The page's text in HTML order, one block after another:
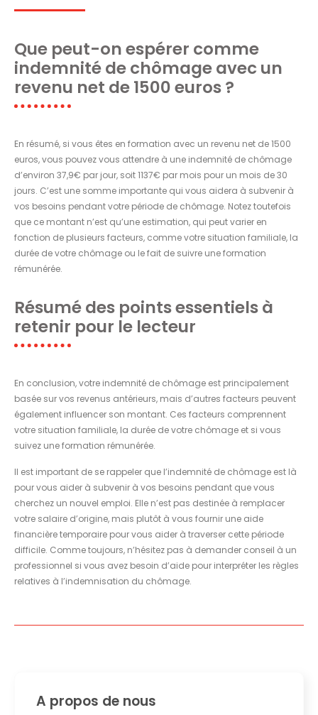
Que peut-on espérer comme
indemnité de chômage avec un
revenu net de 1500 euros ?
En résumé, si vous êtes en formation avec un revenu net de 1500
euros, vous pouvez vous attendre à une indemnité de chômage
d’environ 37,9€ par jour, soit 1137€ par mois pour un mois de 30
jours. C’est une somme importante qui vous aidera à subvenir à
vos besoins pendant votre période de chômage. Notez toutefois
que ce montant n’est qu’une estimation, qui peut varier en
fonction de plusieurs facteurs, comme votre situation familiale, la
durée de votre chômage ou le fait de suivre une formation
rémunérée.
Résumé des points essentiels à
retenir pour le lecteur
En conclusion, votre indemnité de chômage est principalement
basée sur vos revenus antérieurs, mais d’autres facteurs peuvent
également influencer son montant. Ces facteurs comprennent
votre situation familiale, la durée de votre chômage et si vous
suivez une formation rémunérée.
Il est important de se rappeler que l’indemnité de chômage est là
pour vous aider à subvenir à vos besoins pendant que vous
cherchez un nouvel emploi. Elle n’est pas destinée à remplacer
votre salaire d’origine, mais plutôt à vous fournir une aide
financière temporaire pour vous aider à traverser cette période
difficile. Comme toujours, n’hésitez pas à demander conseil à un
professionnel si vous avez besoin d’aide pour interpréter les règles
relatives à l’indemnisation du chômage.
A propos de nous